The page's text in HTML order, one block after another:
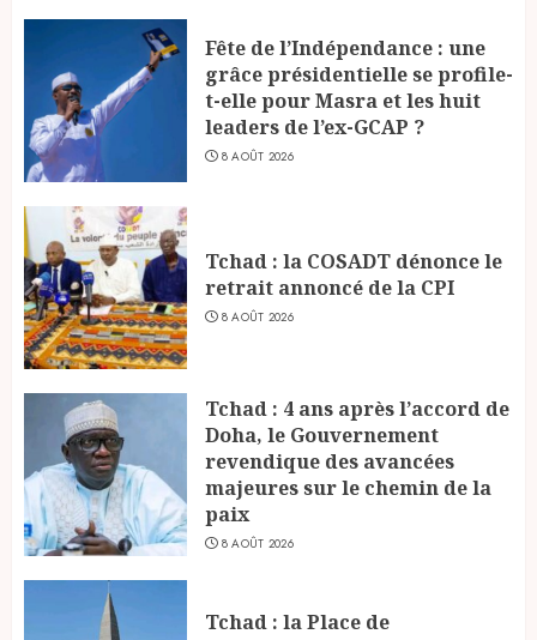
Fête de l’Indépendance : une
grâce présidentielle se profile-
t-elle pour Masra et les huit
leaders de l’ex-GCAP ?
8 AOÛT 2026
Tchad : la COSADT dénonce le
retrait annoncé de la CPI
8 AOÛT 2026
Tchad : 4 ans après l’accord de
Doha, le Gouvernement
revendique des avancées
majeures sur le chemin de la
paix
8 AOÛT 2026
Tchad : la Place de